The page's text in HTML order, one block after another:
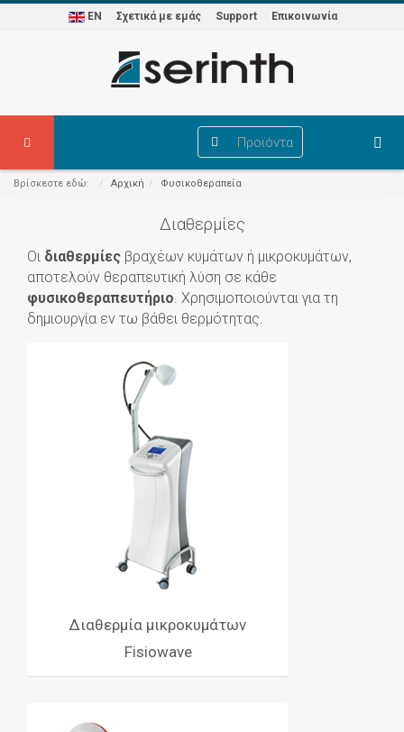
EN Σχετικά με εμάς Support Επικοινωνία
Προϊόντα
Βρίσκεστε εδώ: Αρχική Φυσικοθεραπεία
Διαθερμίες
Οι διαθερμίες βραχέων κυμάτων ή μικροκυμάτων,
αποτελούν θεραπευτική λύση σε κάθε
φυσικοθεραπευτήριο. Χρησιμοποιούνται για τη
δημιουργία εν τω βάθει θερμότητας.
Διαθερμία μικροκυμάτων
Fisiowave